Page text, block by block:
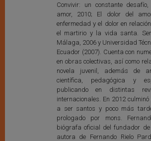
Convivir: un constante
amor, 2010; El dolor del
enfermedad y el dolor en
el martirio y la vida santa.
Málaga, 2006 y Universidad
Ecuador (2007). Cuenta con
en obras colectivas, así como
novela juvenil, además de
científica, pedagógica y
publicando en distintas
internacionales. En 2012
a ser santos y poco más
prologado por mons.
biógrafa oficial del fundador
autora de Fernando Rielo